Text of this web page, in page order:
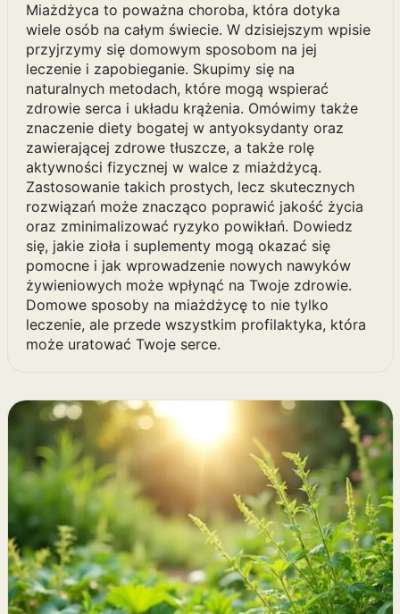
Miażdżyca to poważna choroba, która dotyka
wiele osób na całym świecie. W dzisiejszym wpisie
przyjrzymy się domowym sposobom na jej
leczenie i zapobieganie. Skupimy się na
naturalnych metodach, które mogą wspierać
zdrowie serca i układu krążenia. Omówimy także
znaczenie diety bogatej w antyoksydanty oraz
zawierającej zdrowe tłuszcze, a także rolę
aktywności fizycznej w walce z miażdżycą.
Zastosowanie takich prostych, lecz skutecznych
rozwiązań może znacząco poprawić jakość życia
oraz zminimalizować ryzyko powikłań. Dowiedz
się, jakie zioła i suplementy mogą okazać się
pomocne i jak wprowadzenie nowych nawyków
żywieniowych może wpłynąć na Twoje zdrowie.
Domowe sposoby na miażdżycę to nie tylko
leczenie, ale przede wszystkim profilaktyka, która
może uratować Twoje serce.